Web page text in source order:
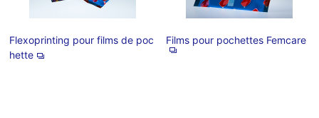
Flexoprinting pour films de poc
hette
Films pour pochettes Femcare